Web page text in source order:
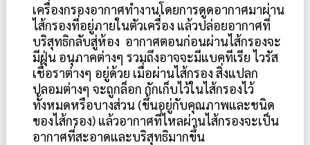
เครื่องกรองอากาศทำงานโดยการดูดอากาศมาผ่าน
ไส้กรองที่อยู่ภายในตัวเครื่อง แล้วปล่อยอากาศที่
บริสุทธิกลับสู่ห้อง อากาศตอนก่อนผ่านไส้กรองจะ
มีฝุ่น อนุภาคต่างๆ รวมถึงอาจจะมีแบคทีเรีย ไวรัส
เชื้อราต่างๆ อยู่ด้วย เมื่อผ่านไส้กรอง สิ่งแปลก
ปลอมต่างๆ จะถูกล็อก กักเก็บไว้ในไส้กรองไว้
ทั้งหมดหรือบางส่วน (ขึ้นอยู่กับคุณภาพและชนิด
ของไส้กรอง) แล้วอากาศที่ไหลผ่านไส้กรองจะเป็น
อากาศที่สะอาดและบริสุทธิมากขึ้น